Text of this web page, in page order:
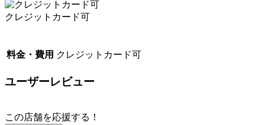
クレジットカード可
料金・費用 クレジットカード可
ユーザーレビュー
この店舗を応援する！